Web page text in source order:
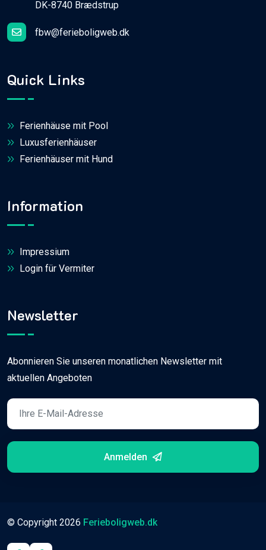
DK-8740 Brædstrup
fbw@ferieboligweb.dk
Quick Links
Ferienhäuse mit Pool
Luxusferienhäuser
Ferienhäuser mit Hund
Information
Impressium
Login für Vermiter
Newsletter
Abonnieren Sie unseren monatlichen Newsletter mit
aktuellen Angeboten
Anmelden
© Copyright 2026 Ferieboligweb.dk